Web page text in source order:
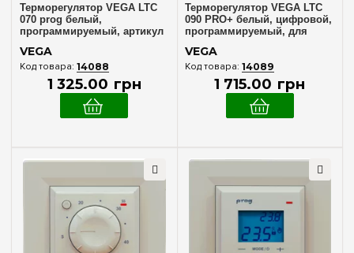
Терморегулятор VEGA LTC
070 prog белый,
программируемый, артикул
VEGA
14088
1 325.00 грн
Терморегулятор VEGA LTC
090 PRO+ белый, цифровой,
программируемый, для
VEGA
14089
1 715.00 грн